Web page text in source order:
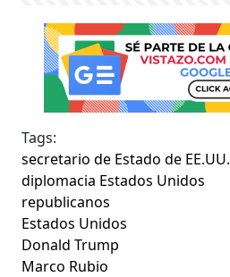
Tags:
secretario de Estado de EE.UU.
diplomacia Estados Unidos
republicanos
Estados Unidos
Donald Trump
Marco Rubio